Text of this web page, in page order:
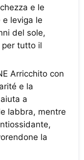
e le
leviga le
del sole,
tutto il
Arricchito con
e la
a
labbra, mentre
la